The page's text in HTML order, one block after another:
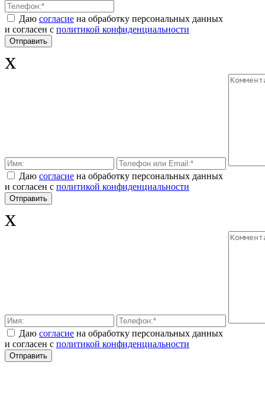
Даю согласие на обработку персональных данных
и согласен с политикой конфиденциальности
x
Даю согласие на обработку персональных данных
и согласен с политикой конфиденциальности
x
Даю согласие на обработку персональных данных
и согласен с политикой конфиденциальности